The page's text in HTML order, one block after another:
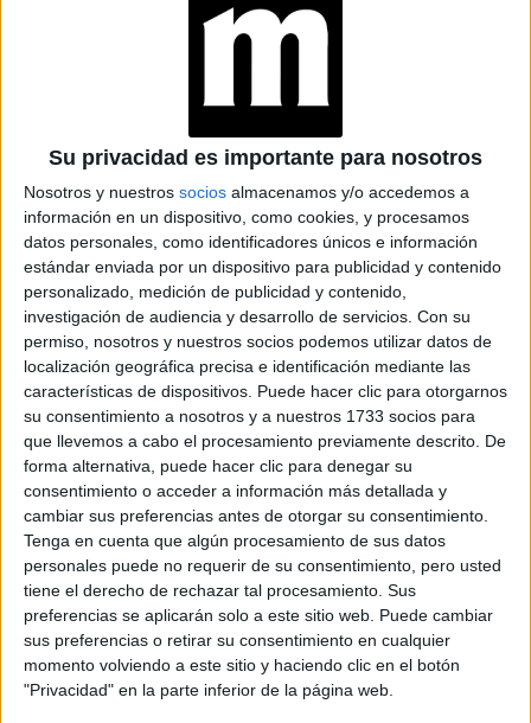
Su privacidad es importante para nosotros
Nosotros y nuestros socios almacenamos y/o accedemos a
información en un dispositivo, como cookies, y procesamos
datos personales, como identificadores únicos e información
estándar enviada por un dispositivo para publicidad y contenido
personalizado, medición de publicidad y contenido,
investigación de audiencia y desarrollo de servicios. Con su
permiso, nosotros y nuestros socios podemos utilizar datos de
localización geográfica precisa e identificación mediante las
características de dispositivos. Puede hacer clic para otorgarnos
su consentimiento a nosotros y a nuestros 1733 socios para
que llevemos a cabo el procesamiento previamente descrito. De
forma alternativa, puede hacer clic para denegar su
consentimiento o acceder a información más detallada y
cambiar sus preferencias antes de otorgar su consentimiento.
Tenga en cuenta que algún procesamiento de sus datos
personales puede no requerir de su consentimiento, pero usted
tiene el derecho de rechazar tal procesamiento. Sus
preferencias se aplicarán solo a este sitio web. Puede cambiar
sus preferencias o retirar su consentimiento en cualquier
momento volviendo a este sitio y haciendo clic en el botón
"Privacidad" en la parte inferior de la página web.
debe ubicar el frasco cerca del lugar de guardado de la
Accedé a los beneficios para suscriptores
Contenidos exclusivos
Sorteos
Descuentos en publicaciones
Participación en los eventos organizados por
Editorial Perfil.
Suscribite ahora
COMPARTÍ ESTA NOTA